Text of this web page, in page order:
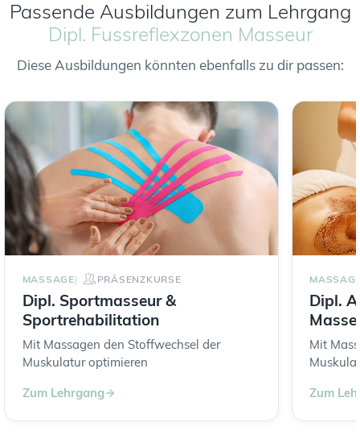
Passende Ausbildungen zum Lehrgang
Dipl. Fussreflexzonen Masseur
Diese Ausbildungen könnten ebenfalls zu dir passen:
MASSAGE PRÄSENZKURSE
Dipl. Sportmasseur &
Sportrehabilitation
Mit Massagen den Stoffwechsel der
Muskulatur optimieren
Zum Lehrgang
Dipl.
Mit
Zum